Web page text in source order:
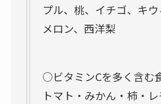
プル、桃、イチゴ、キウ
メロン、西洋梨
○ビタミンCを多く含む
トマト・みかん・柿・